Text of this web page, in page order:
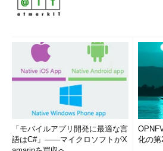
「モバイルアプリ開発に最適な言
語はC#」――マイクロソフトがX
化の第